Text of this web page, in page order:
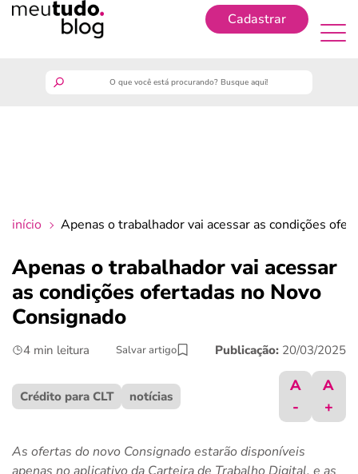
Cadastrar
crédito fácil
últimas notícias
início Apenas o trabalhador vai acessar as condições
Apenas o trabalhador vai acessar
as condições ofertadas no Novo
Consignado
4 min leitura Salvar artigo Publicação: 20/03/2025
Crédito para CLT notícias
A
-
A
+
As ofertas do novo Consignado estarão disponíveis